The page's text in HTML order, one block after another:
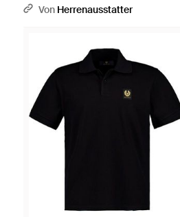
Von Herrenausstatter